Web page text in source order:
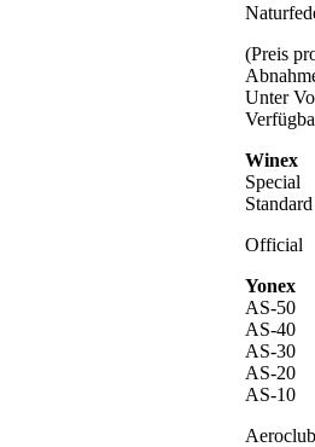
(Preis
Unter
Winex
Special
Standard
Official
Yonex
AS-50
AS-40
AS-30
AS-20
AS-10